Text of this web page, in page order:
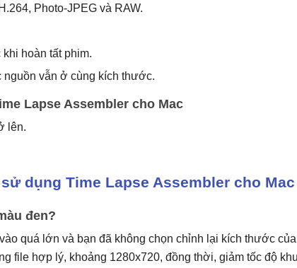
Photo-JPEG và RAW.
hoàn tất phim.
vẫn ở cùng kích thước.
Lapse Assembler cho Mac
lên.
dụng Time Lapse Assembler cho Mac
đen?
quá lớn và bạn đã không chọn chỉnh lại kích thước của
file hợp lý, khoảng 1280x720, đồng thời, giảm tốc độ